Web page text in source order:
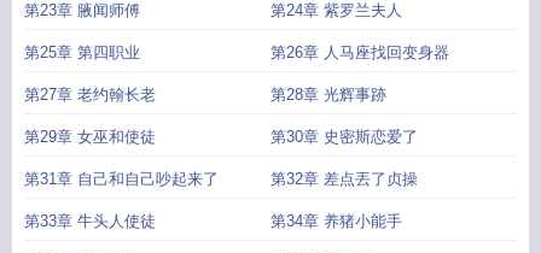
第23章 腋闻师傅 第24章 紫罗兰夫人
第25章 第四职业 第26章 人马座找回变身器
第27章 老约翰长老 第28章 光辉事跡
第29章 女巫和使徒 第30章 史密斯恋爱了
第31章 自己和自己吵起来了 第32章 差点丟了贞操
第33章 牛头人使徒 第34章 养猪小能手